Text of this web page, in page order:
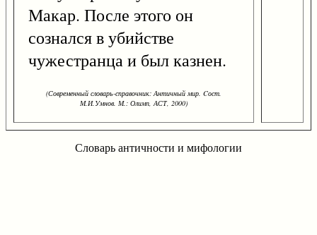
Макар. После этого он
сознался в убийстве
чужестранца и был казнен.
(Современный словарь-справочник: Античный мир. Cост.
М.И.Умнов. М.: Олимп, АСТ, 2000)
Словарь античности и мифологии